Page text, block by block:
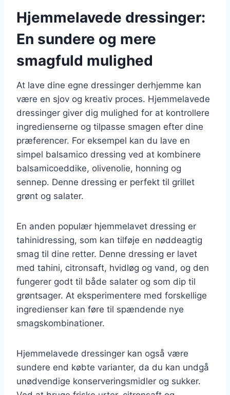
Hjemmelavede dressinger:
En sundere og mere
smagfuld mulighed
At lave dine egne dressinger derhjemme kan
være en sjov og kreativ proces. Hjemmelavede
dressinger giver dig mulighed for at kontrollere
ingredienserne og tilpasse smagen efter dine
præferencer. For eksempel kan du lave en
simpel balsamico dressing ved at kombinere
balsamicoeddike, olivenolie, honning og
sennep. Denne dressing er perfekt til grillet
grønt og salater.
En anden populær hjemmelavet dressing er
tahinidressing, som kan tilføje en nøddeagtig
smag til dine retter. Denne dressing er lavet
med tahini, citronsaft, hvidløg og vand, og den
fungerer godt til både salater og som dip til
grøntsager. At eksperimentere med forskellige
ingredienser kan føre til spændende nye
smagskombinationer.
Hjemmelavede dressinger kan også være
sundere end købte varianter, da du kan undgå
unødvendige konserveringsmidler og sukker.